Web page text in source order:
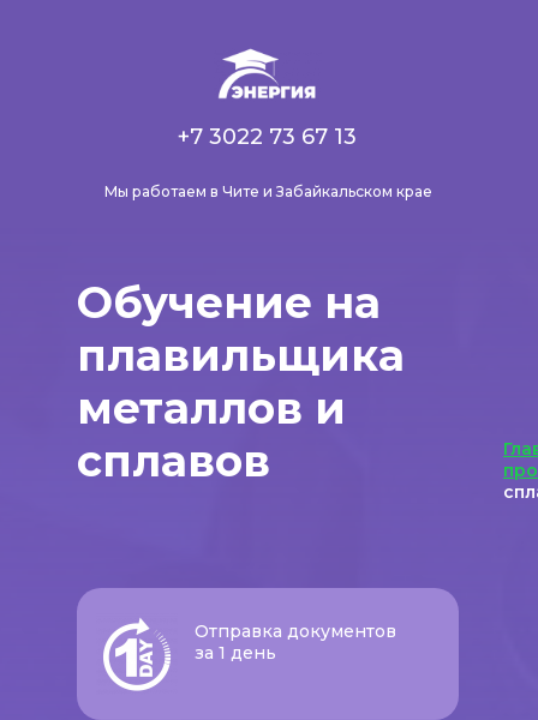
Мы работаем в Чите и Забайкальском крае
+7 3022 73 67 13
Обучение на
плавильщика
металлов и
сплавов
Отправка документов
за 1 день